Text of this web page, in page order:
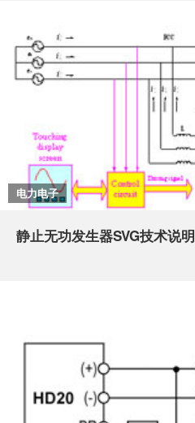
电力电子
静止无功发生器SVG技术说明